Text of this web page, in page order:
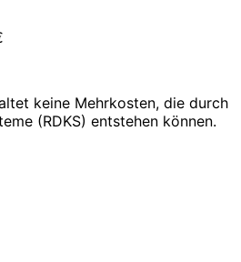
keine Mehrkosten, die durch
(RDKS) entstehen können.